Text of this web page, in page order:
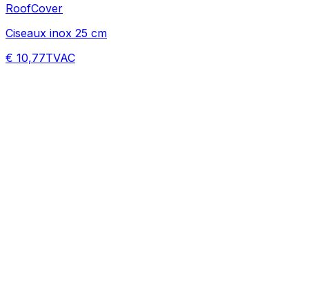
RoofCover
Ciseaux inox 25 cm
€ 10,77TVAC